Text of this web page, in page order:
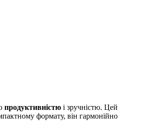
продуктивністю і зручністю. Цей
формату, він гармонійно